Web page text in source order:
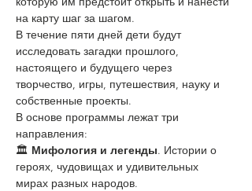
на карту шаг за шагом.
В течение пяти дней дети будут
исследовать загадки прошлого,
настоящего и будущего через
творчество, игры, путешествия, науку и
собственные проекты.
В основе программы лежат три
направления:
🏛 Мифология и легенды. Истории о
героях, чудовищах и удивительных
мирах разных народов.